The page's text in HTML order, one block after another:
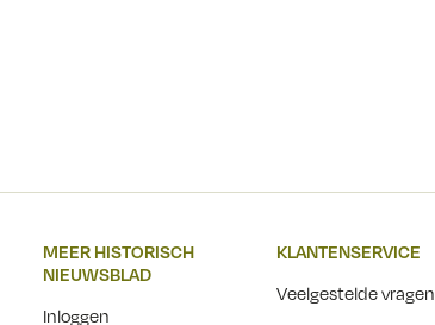
MEER HISTORISCH
NIEUWSBLAD
Inloggen
KLANTENSERVICE
Veelgestelde vragen